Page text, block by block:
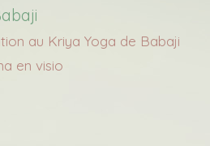
au Kriya Yoga de Babaji
en visio